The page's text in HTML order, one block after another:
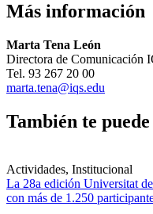
Más información
Marta Tena León
Directora de Comunicación
Tel. 93 267 20 00
marta.tena@iqs.edu
También te
Actividades, Institucional
La 28a edición Universitat
con más de 1.250